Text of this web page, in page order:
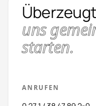
uns
starten.
ANRUFEN